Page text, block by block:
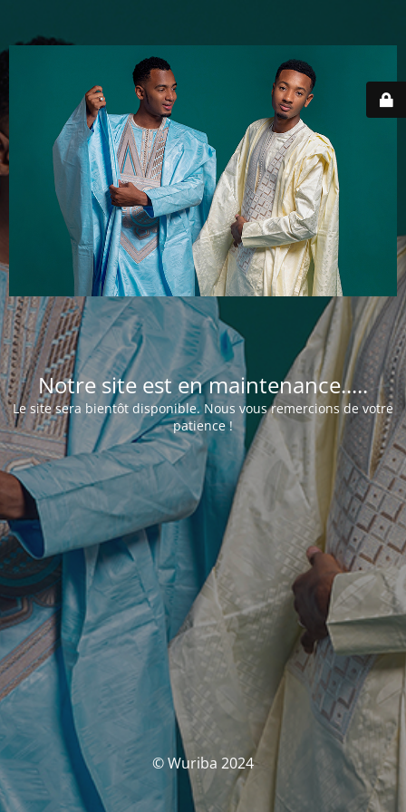
Notre site est en maintenance.....
Le site sera bientôt disponible. Nous vous remercions de votre
patience !
© Wuriba 2024